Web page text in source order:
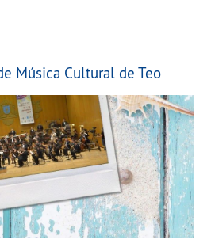
Música Cultural de Teo